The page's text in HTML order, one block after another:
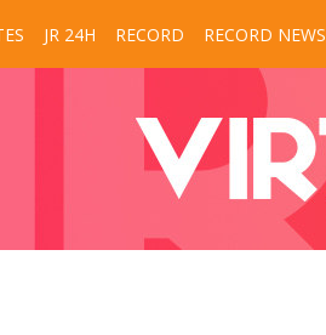
JR 24H RECORD RECORD NEWS